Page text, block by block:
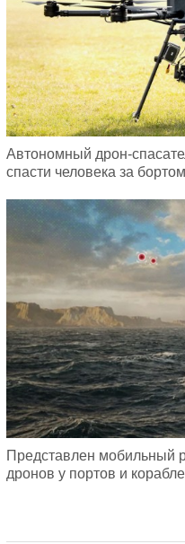
Автономный дрон-
спасти человека за бортом
Представлен мобильный
дронов у портов и